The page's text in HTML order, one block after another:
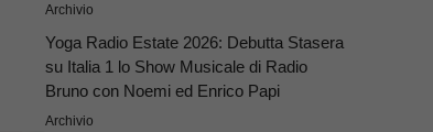
Archivio
Yoga Radio Estate 2026: Debutta Stasera
su Italia 1 lo Show Musicale di Radio
Bruno con Noemi ed Enrico Papi
Archivio